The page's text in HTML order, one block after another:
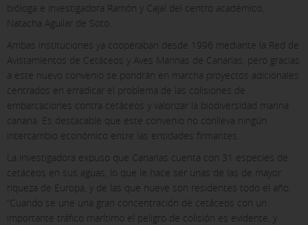
bióloga e investigadora Ramón y Cajal del centro académico,
Natacha Aguilar de Soto.
Ambas instituciones ya cooperaban desde 1996 mediante la Red de
Avistamientos de Cetáceos y Aves Marinas de Canarias, pero gracias
a este nuevo convenio se pondrán en marcha proyectos adicionales
centrados en erradicar el problema de las colisiones de
embarcaciones contra cetáceos y valorizar la biodiversidad marina
canaria. Es destacable que este convenio no conlleva ningún
intercambio económico entre las entidades firmantes.
La investigadora expuso que Canarias cuenta con 31 especies de
cetáceos en sus aguas, lo que le hace ser unas de las de mayor
riqueza de Europa, y de las que nueve son residentes todo el año.
“Cuando se une una gran concentración de cetáceos con un
importante tráfico marítimo el peligro de colisión es evidente, y